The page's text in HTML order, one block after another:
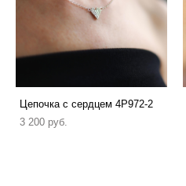
Цепочка с сердцем 4P972-2
3 200 pуб.